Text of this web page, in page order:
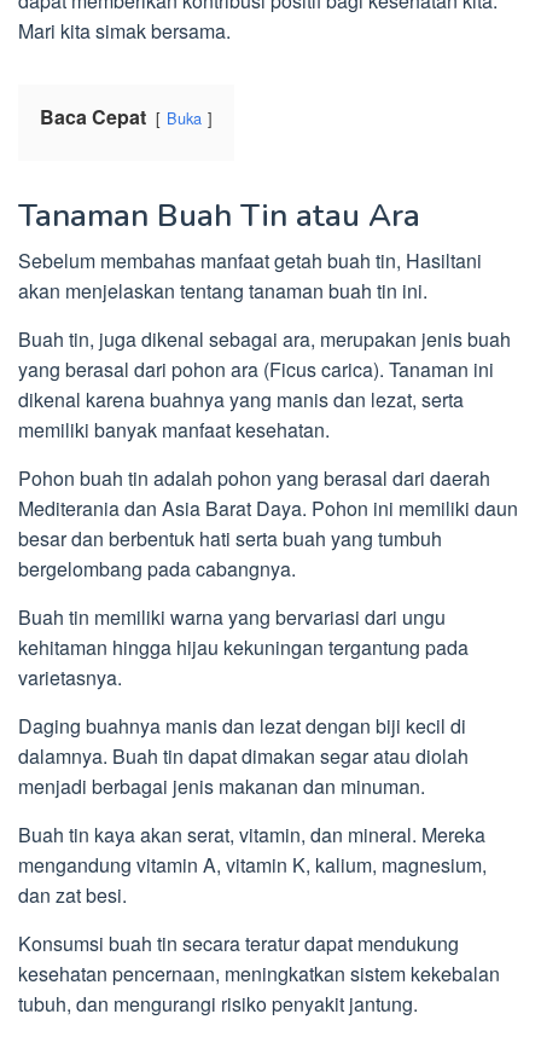
Mari kita simak bersama.
Baca Cepat Buka
Tanaman Buah Tin atau Ara
Sebelum membahas manfaat getah buah tin, Hasiltani
akan menjelaskan tentang tanaman buah tin ini.
Buah tin, juga dikenal sebagai ara, merupakan jenis buah
yang berasal dari pohon ara (Ficus carica). Tanaman ini
dikenal karena buahnya yang manis dan lezat, serta
memiliki banyak manfaat kesehatan.
Pohon buah tin adalah pohon yang berasal dari daerah
Mediterania dan Asia Barat Daya. Pohon ini memiliki daun
besar dan berbentuk hati serta buah yang tumbuh
bergelombang pada cabangnya.
Buah tin memiliki warna yang bervariasi dari ungu
kehitaman hingga hijau kekuningan tergantung pada
varietasnya.
Daging buahnya manis dan lezat dengan biji kecil di
dalamnya. Buah tin dapat dimakan segar atau diolah
menjadi berbagai jenis makanan dan minuman.
Buah tin kaya akan serat, vitamin, dan mineral. Mereka
mengandung vitamin A, vitamin K, kalium, magnesium,
dan zat besi.
Konsumsi buah tin secara teratur dapat mendukung
kesehatan pencernaan, meningkatkan sistem kekebalan
tubuh, dan mengurangi risiko penyakit jantung.